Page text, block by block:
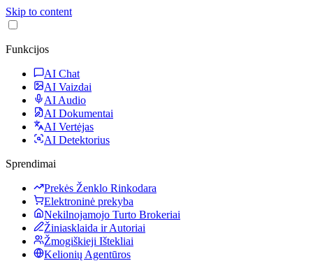
Skip to content
Funkcijos
AI Chat
AI Vaizdai
AI Audio
AI Dokumentai
AI Vertėjas
AI Detektorius
Sprendimai
Prekės Ženklo Rinkodara
Elektroninė prekyba
Nekilnojamojo Turto Brokeriai
Žiniasklaida ir Autoriai
Žmogiškieji Ištekliai
Kelionių Agentūros